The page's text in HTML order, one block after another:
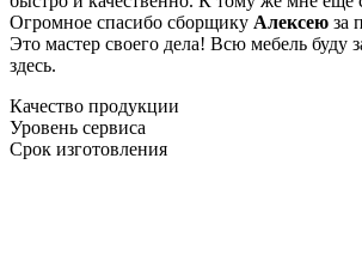
Огромное спасибо сборщику Алексею за
Это мастер своего дела! Всю мебель буду
здесь.
Качество продукции
Уровень сервиса
Срок изготовления